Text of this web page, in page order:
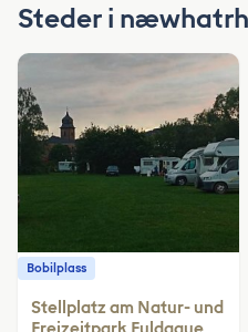
Steder i
Bobilplass
Stellplatz am Natur- und